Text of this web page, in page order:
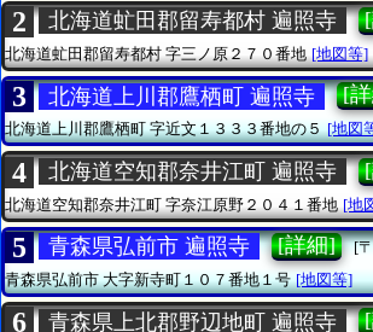
2 北海道虻田郡留寿都村 遍照寺
北海道虻田郡留寿都村 字三ノ原２７０番地 [地図等]
3 北海道上川郡鷹栖町 遍照寺 [
北海道上川郡鷹栖町字近文１３３３番地の５ [地図
4 北海道空知郡奈井江町 遍照寺
北海道空知郡奈井江町 字奈江原野２０４１番地 [地
5 青森県弘前市 遍照寺 [詳細]
[
青森県弘前市大字新寺町１０７番地１号 [地図等]
6 青森県上北郡野辺地町 遍照寺